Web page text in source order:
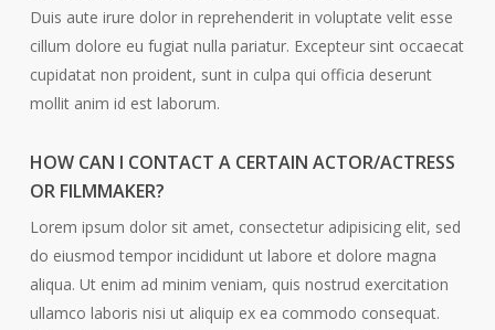
Duis aute irure dolor in reprehenderit in voluptate velit esse
cillum dolore eu fugiat nulla pariatur. Excepteur sint occaecat
cupidatat non proident, sunt in culpa qui officia deserunt
mollit anim id est laborum.
HOW CAN I CONTACT A CERTAIN ACTOR/ACTRESS
OR FILMMAKER?
Lorem ipsum dolor sit amet, consectetur adipisicing elit, sed
do eiusmod tempor incididunt ut labore et dolore magna
aliqua. Ut enim ad minim veniam, quis nostrud exercitation
ullamco laboris nisi ut aliquip ex ea commodo consequat.